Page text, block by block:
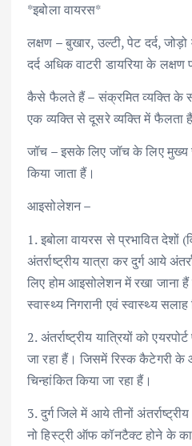
*इबोला वायरस*
लक्षण – बुखार, उल्टी, पेट दर्द,
दर्द अधिक वाटरी डायरिया के लक्षण
कैसे फैलते हैं – संक्रमित व्यक्ति के
एक व्यक्ति से दूसरे व्यक्ति में फैलता
जॉच – इसके लिए जॉच के लिए
किया जाता हैं।
आइसोलेशन –
1. इबोला वायरस से प्रभावित
अंतर्राष्ट्रीय यात्रा कर दुर्ग आये
लिए होम आइसोलेशन में रखा जाना
स्वास्थ्य निगरानी एवं स्वास्थ्य सलाह
2. अंतर्राष्ट्रीय यात्रियों को
जा रहा हैं। जिसमें रिस्क कैटेगरी
चिन्हांकित किया जा रहा हैं।
3. दुर्ग जिले में आये तीनों
नो हिस्ट्री ऑफ कॉनटैक्ट होने के